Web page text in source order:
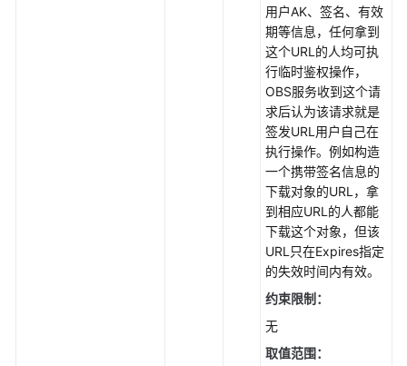
用户AK、签名、有效
期等信息，任何拿到
这个URL的人均可执
行临时鉴权操作，
OBS服务收到这个请
求后认为该请求就是
签发URL用户自己在
执行操作。例如构造
一个携带签名信息的
下载对象的URL，拿
到相应URL的人都能
下载这个对象，但该
URL只在Expires指定
的失效时间内有效。
约束限制：
无
取值范围：